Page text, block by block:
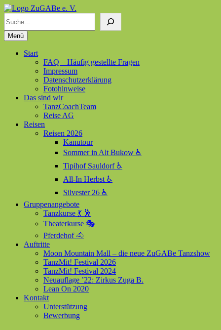
ZuGABe e. V.
Zusammen geht alles besser
Menü
Start
FAQ – Häufig gestellte Fragen
Impressum
Datenschutzerklärung
Fotohinweise
Das sind wir
TanzCoachTeam
Reise AG
Reisen
Reisen 2026
Kanutour
Sommer in Alt Bukow ♿
Tipihof Sauldorf ♿
All-In Herbst ♿
Silvester 26 ♿
Gruppenangebote
Tanzkurse 💃 🕺
Theaterkurse 🎭
Pferdehof 🐴
Auftritte
Moon Mountain Mall – die neue ZuGABe Tanzshow
TanzMit! Festival 2026
TanzMit! Festival 2024
Neuauflage ’22: Zirkus Zuga B.
Lean On 2020
Kontakt
Unterstützung
Bewerbung